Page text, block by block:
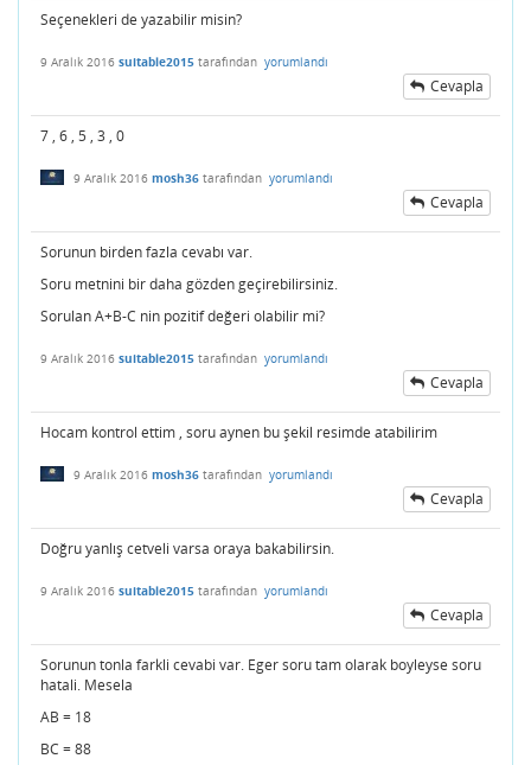
Seçenekleri de yazabilir misin?
9 Aralık 2016 suitable2015 tarafından yorumlandı
Cevapla
7 , 6 , 5 , 3 , 0
9 Aralık 2016 mosh36 tarafından yorumlandı
Cevapla
Sorunun birden fazla cevabı var.
Soru metnini bir daha gözden geçirebilirsiniz.
Sorulan A+B-C nin pozitif değeri olabilir mi?
9 Aralık 2016 suitable2015 tarafından yorumlandı
Cevapla
Hocam kontrol ettim , soru aynen bu şekil resimde atabilirim
9 Aralık 2016 mosh36 tarafından yorumlandı
Cevapla
Doğru yanlış cetveli varsa oraya bakabilirsin.
9 Aralık 2016 suitable2015 tarafından yorumlandı
Cevapla
Sorunun tonla farkli cevabi var. Eger soru tam olarak boyleyse soru
hatali. Mesela
AB = 18
BC = 88